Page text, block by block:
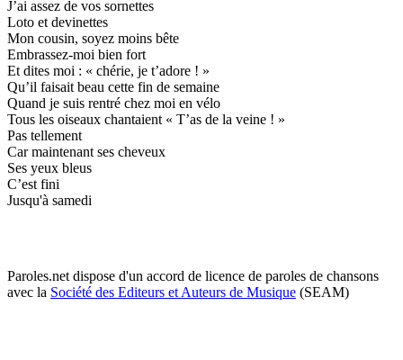
J’ai assez de vos sornettes
Loto et devinettes
Mon cousin, soyez moins bête
Embrassez-moi bien fort
Et dites moi : « chérie, je t’adore ! »
Qu’il faisait beau cette fin de semaine
Quand je suis rentré chez moi en vélo
Tous les oiseaux chantaient « T’as de la veine ! »
Pas tellement
Car maintenant ses cheveux
Ses yeux bleus
C’est fini
Jusqu'à samedi
Paroles.net dispose d'un accord de licence de paroles de chansons
avec la Société des Editeurs et Auteurs de Musique (SEAM)